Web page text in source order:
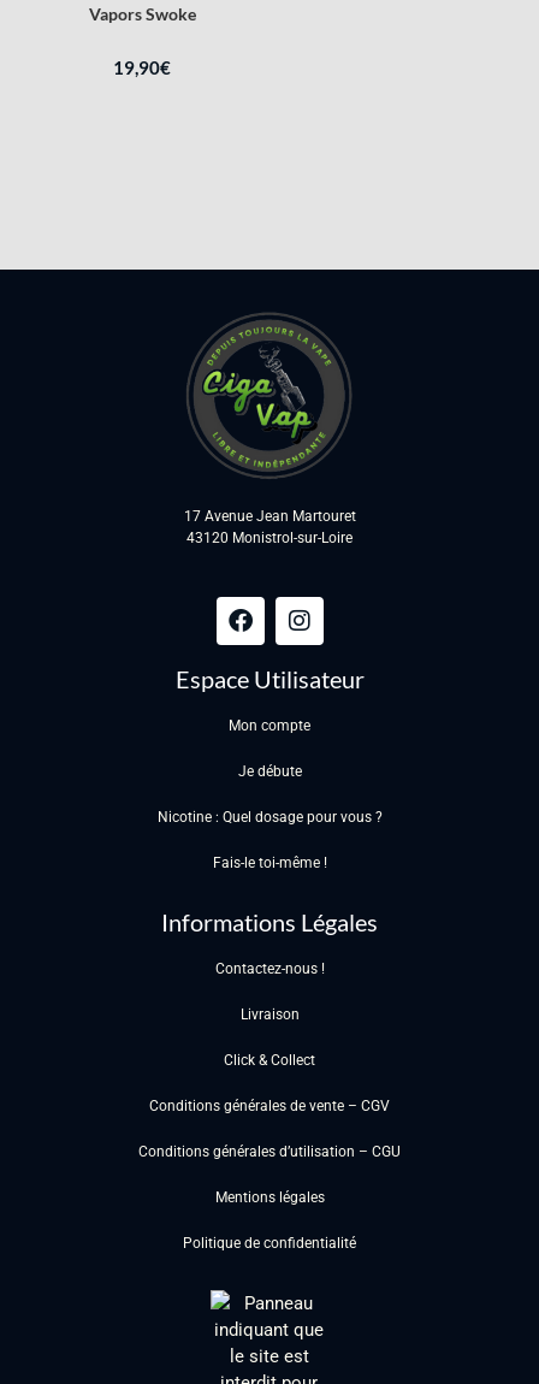
Vapors Swoke
19,90€
17 Avenue Jean Martouret
43120 Monistrol-sur-Loire
Espace Utilisateur
Mon compte
Je débute
Nicotine : Quel dosage pour vous ?
Fais-le toi-même !
Informations Légales
Contactez-nous !
Livraison
Click & Collect
Conditions générales de vente – CGV
Conditions générales d’utilisation – CGU
Mentions légales
Politique de confidentialité